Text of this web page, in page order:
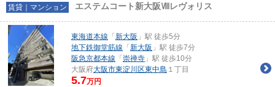
賃貸｜マンション エステムコート新大阪Ⅷレヴォリス
東海道本線 「 新大阪 」駅 徒歩5分
地下鉄御堂筋線 「 新大阪 」駅 徒歩7分
阪急京都本線 「 崇禅寺 」駅 徒歩10分
大阪府大阪市東淀川区東中島 １丁目
5.7万円